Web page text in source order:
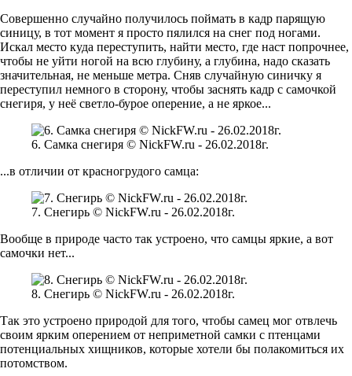
Совершенно случайно получилось поймать в кадр парящую
синицу, в тот момент я просто пялился на снег под ногами.
Искал место куда переступить, найти место, где наст попрочнее,
чтобы не уйти ногой на всю глубину, а глубина, надо сказать
значительная, не меньше метра. Сняв случайную синичку я
переступил немного в сторону, чтобы заснять кадр с самочкой
снегиря, у неё светло-бурое оперение, а не яркое...
6. Самка снегиря © NickFW.ru - 26.02.2018г.
...в отличии от красногрудого самца:
7. Снегирь © NickFW.ru - 26.02.2018г.
Вообще в природе часто так устроено, что самцы яркие, а вот
самочки нет...
8. Снегирь © NickFW.ru - 26.02.2018г.
Так это устроено природой для того, чтобы самец мог отвлечь
своим ярким оперением от неприметной самки с птенцами
потенциальных хищников, которые хотели бы полакомиться их
потомством.